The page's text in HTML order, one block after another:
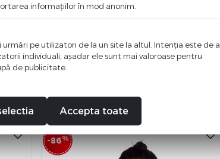
Rip Curl
220,00 Lei 31,00 Lei
-86%
informaţiilor în mod anonim.
pe utilizatori de la un site la altul. Intenţia este de a
individuali, aşadar ele sunt mai valoroase pentru
de publicitate.
Accepta toate